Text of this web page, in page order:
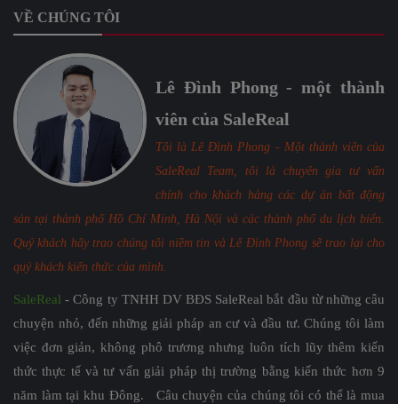
VỀ CHÚNG TÔI
Lê Đình Phong - một thành
viên của SaleReal
Tôi là Lê Đình Phong - Một thành viên của
SaleReal Team, tôi là chuyên gia tư vấn
chính cho khách hàng các dự án bất động
sản tại thành phố Hồ Chí Minh, Hà Nội và các thành phố du lịch biển.
Quý khách hãy trao chúng tôi niềm tin và Lê Đình Phong sẽ trao lại cho
quý khách kiến thức của mình.
SaleReal - Công ty TNHH DV BĐS SaleReal bắt đầu từ những câu
chuyện nhỏ, đến những giải pháp an cư và đầu tư. Chúng tôi làm
việc đơn giản, không phô trương nhưng luôn tích lũy thêm kiến
thức thực tế và tư vấn giải pháp thị trường bằng kiến thức hơn 9
năm làm tại khu Đông. Câu chuyện của chúng tôi có thể là mua